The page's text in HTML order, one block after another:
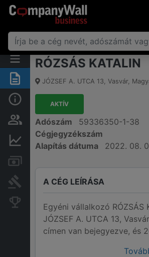
Összegzés
Alap információk
Személyek és tulajdonjog
Pénzügyi információk
Bírósági eljárások
Konkurens cégek
RÓZSÁS KATALIN
JÓZSEF A. UTCA 13, Vasvár,
AKTÍV
Adószám
59336350-1-38
Cégjegyzékszám
Alapítás dátuma
2022. 08.
A CÉG LEÍRÁSA
Egyéni vállalkozó RÓZSÁS
JÓZSEF A. UTCA 13,
címen van bejegyezve, és